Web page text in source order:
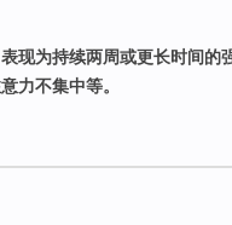
现为持续两周或更长时间的
力不集中等。